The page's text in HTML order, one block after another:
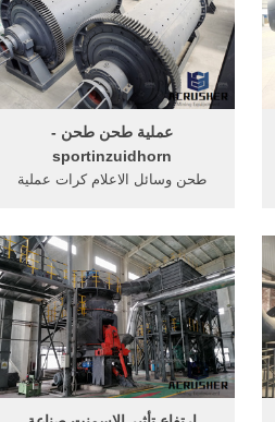
مصانع الحديد إثراء خام في . ...
ازالة اثار . من المعدة أو ...
عملية طحن طحن -
sportinzuidhorn
طحن وسائل الاعلام كرات عملية
الرمال غسالة · كسارات والات طحن
· الكرة مطحنة البيانات التقنية
التركية... دردشة مباشرة الحصول
على السعر